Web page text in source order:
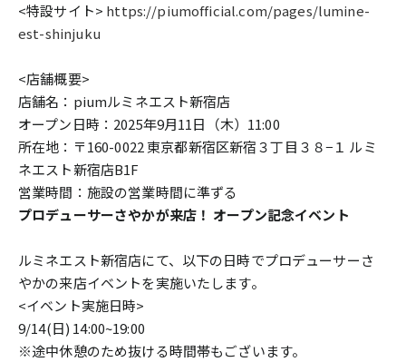
<特設サイト> https://piumofficial.com/pages/lumine-
est-shinjuku
<店舗概要>
店舗名：piumルミネエスト新宿店
オープン日時：2025年9月11日（木）11:00
所在地：〒160-0022 東京都新宿区新宿３丁目３８−１ ルミ
ネエスト新宿店B1F
営業時間：施設の営業時間に準ずる
プロデューサーさやかが来店！ オープン記念イベント
ルミネエスト新宿店にて、以下の日時でプロデューサーさ
やかの来店イベントを実施いたします。
<イベント実施日時>
9/14(日) 14:00~19:00
※途中休憩のため抜ける時間帯もございます。